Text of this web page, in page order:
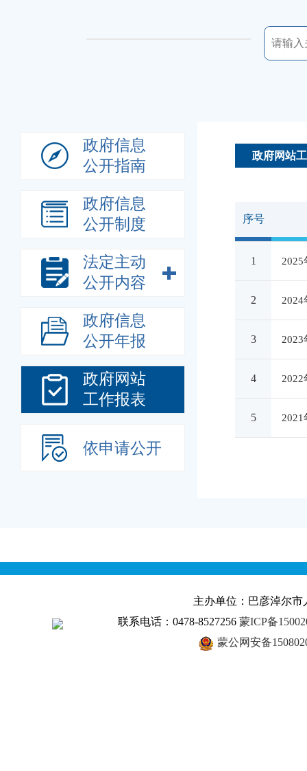
政府信息
公开指南
政府信息
公开制度
法定主动
公开内容
政府信息
公开年报
政府网站
工作报表
依申请公开
政府网站
序号
1
2
3
4
5
主办单位：巴彦淖尔
联系电话：0478-8527256 蒙ICP备
蒙公网安备